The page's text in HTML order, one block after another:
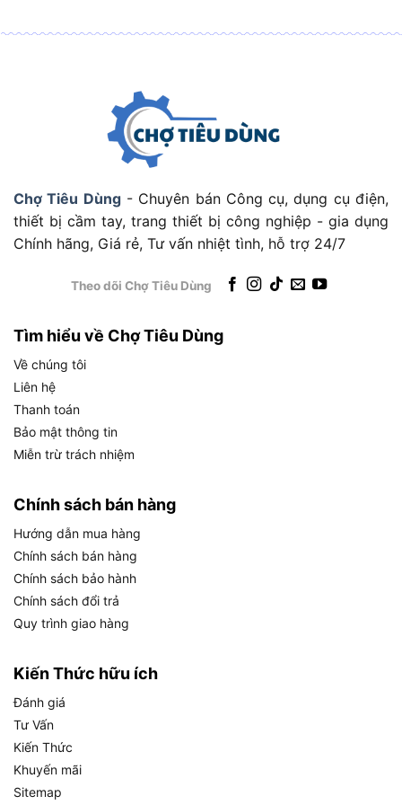
TOTAL TG513326 có thân máy nhỏ gọn thích hợp với
Máy phù hợp với người làm DIY, thợ cơ khí nhỏ,
thợ sửa chữa, người làm mô hình, điêu khắc hoặc
xử lý chi tiết cần độ chính xác. Nhóm người dùng
này thường cần máy dễ cầm, dễ đổi phụ kiện và
thao tác được trong không gian hẹp.
Cụ thể hơn, từng nhóm người dùng sẽ khai thác
–Người dùng gia đình
năng nhỏ gọn để sửa đồ, mài cạnh sắc, đánh bóng
vật dụng kim loại hay xử lý đồ gỗ nhẹ.
khoan, làm mịn cạnh cắt kim loại, xử lý mối hàn
nhỏ trong không gian hẹp.
–Người làm mô hình
các chi tiết nhỏ trên nhựa, gỗ hoặc kim loại mỏng
với độ chính xác cao.
Chợ Tiêu Dùng- Chuyên bán Công cụ, dụng cụ điện,
thiết bị cầm tay, trang thiết bị công nghiệp - gia dụng
Chính hãng, Giá rẻ, Tư vấn nhiệt tình, hỗ trợ 24/7
Theo dõi Chợ Tiêu Dùng
Tìm hiểu về Chợ Tiêu Dùng
Về chúng tôi
Liên hệ
Thanh toán
Bảo mật thông tin
Miễn trừ trách nhiệm
Chính sách bán hàng
Hướng dẫn mua hàng
Chính sách bán hàng
Chính sách bảo hành
Chính sách đổi trả
Quy trình giao hàng
Kiến Thức hữu ích
Đánh giá
Tư Vấn
Kiến Thức
Khuyến mãi
Sitemap